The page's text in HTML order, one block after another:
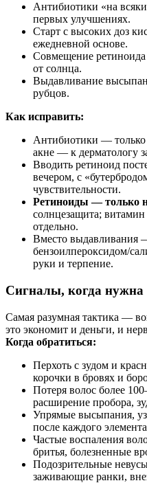
Антибиотики «на
первых улучшениях.
Старт с высоких доз
ежедневной основе.
Совмещение
от солнца.
Выдавливание
рубцов.
Как исправить:
Антибиотики —
акне — к дерматологу
Вводить ретиноид
вечером, с
чувствительности.
Ретиноиды — только
солнцезащита;
отдельно.
Вместо выдавливания
бензоилпероксидом/
руки и терпение.
Сигналы, когда нужна
Самая разумная тактика —
это экономит и деньги, и
Когда обратиться:
Перхоть с зудом и
корочки в бровях и
Потеря волос более
расширение пробора,
Упрямые высыпания,
после каждого
Частые воспаления
бритья, болезненные
Подозрительные
заживающие ранки,